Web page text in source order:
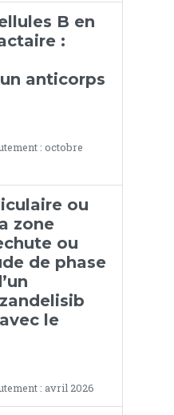
B en
:
anticorps
: octobre
ou
zone
ou
de phase
le
: avril 2026